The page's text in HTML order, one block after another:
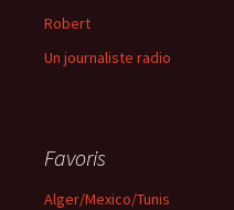
Robert
Un journaliste radio
Favoris
Alger/Mexico/Tunis